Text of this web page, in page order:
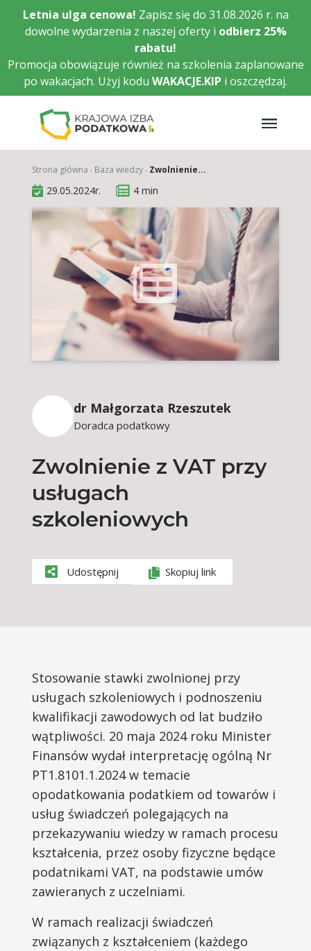
Przejdź
treści
Letnia ulga cenowa! Zapisz się do 31.08.2026 r. na
dowolne wydarzenia z naszej oferty i odbierz 25%
rabatu!
Promocja obowiązuje również na szkolenia zaplanowane
po wakacjach. Użyj kodu WAKACJE.KIP i oszczędzaj.
Strona główna Baza wiedzy Zwolnienie...
Zwolnienie z VAT przy
usługach
szkoleniowych
dr Małgorzata Rzeszutek
Doradca podatkowy
Udostępnij Skopiuj link
29.05.2024r. 4 min
Stosowanie stawki zwolnionej przy
usługach szkoleniowych i podnoszeniu
kwalifikacji zawodowych od lat budziło
wątpliwości. 20 maja 2024 roku Minister
Finansów wydał interpretację ogólną Nr
PT1.8101.1.2024 w temacie
opodatkowania podatkiem od towarów i
usług świadczeń polegających na
przekazywaniu wiedzy w ramach procesu
kształcenia, przez osoby fizyczne będące
podatnikami VAT, na podstawie umów
zawieranych z uczelniami.
W ramach realizacji świadczeń
związanych z kształceniem (każdego